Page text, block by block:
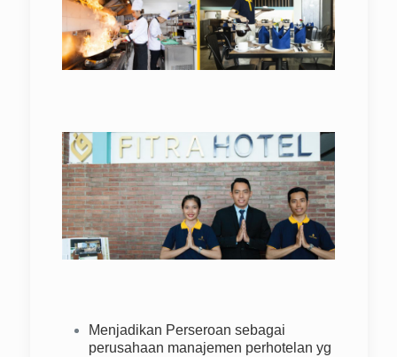
Menjadikan Perseroan sebagai
perusahaan manajemen perhotelan yg